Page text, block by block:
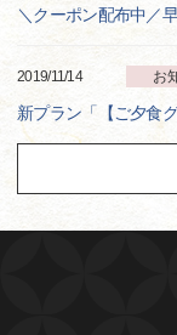
＼クーポン配布中／
2019/11/14 お
新プラン「【ご夕食